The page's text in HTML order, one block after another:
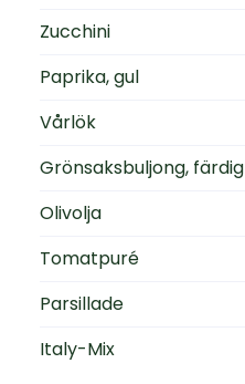
Zucchini
Paprika, gul
Vårlök
Grönsaksbuljong, färdig
Olivolja
Tomatpuré
Parsillade
Italy-Mix